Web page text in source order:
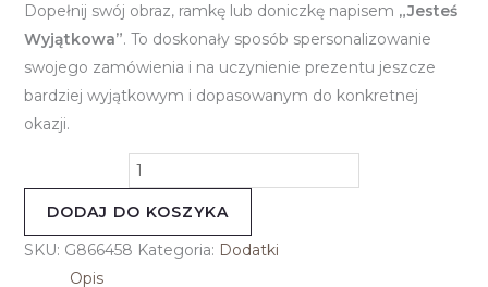
Dopełnij swój obraz, ramkę lub doniczkę napisem „Jesteś
Wyjątkowa”. To doskonały sposób spersonalizowanie
swojego zamówienia i na uczynienie prezentu jeszcze
bardziej wyjątkowym i dopasowanym do konkretnej
okazji.
DODAJ DO KOSZYKA
SKU: G866458 Kategoria: Dodatki
Opis